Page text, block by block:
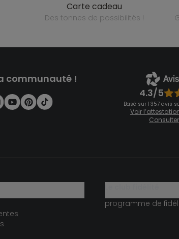
carte cadeau
des tonnes de possibilités !
communauté !
4.3/5
Basé sur 1 357 avis
Voir
programme de